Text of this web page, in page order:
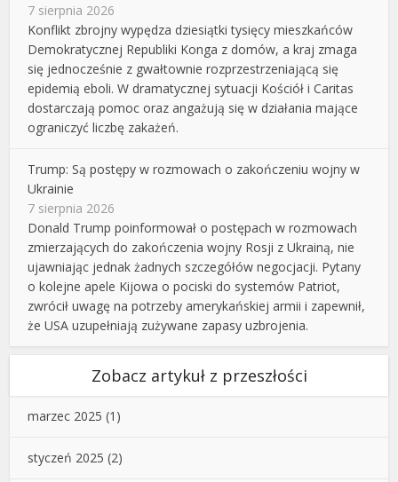
7 sierpnia 2026
Konflikt zbrojny wypędza dziesiątki tysięcy mieszkańców
Demokratycznej Republiki Konga z domów, a kraj zmaga
się jednocześnie z gwałtownie rozprzestrzeniającą się
epidemią eboli. W dramatycznej sytuacji Kościół i Caritas
dostarczają pomoc oraz angażują się w działania mające
ograniczyć liczbę zakażeń.
Trump: Są postępy w rozmowach o zakończeniu wojny w
Ukrainie
7 sierpnia 2026
Donald Trump poinformował o postępach w rozmowach
zmierzających do zakończenia wojny Rosji z Ukrainą, nie
ujawniając jednak żadnych szczegółów negocjacji. Pytany
o kolejne apele Kijowa o pociski do systemów Patriot,
zwrócił uwagę na potrzeby amerykańskiej armii i zapewnił,
że USA uzupełniają zużywane zapasy uzbrojenia.
Zobacz artykuł z przeszłości
marzec 2025 (1)
styczeń 2025 (2)